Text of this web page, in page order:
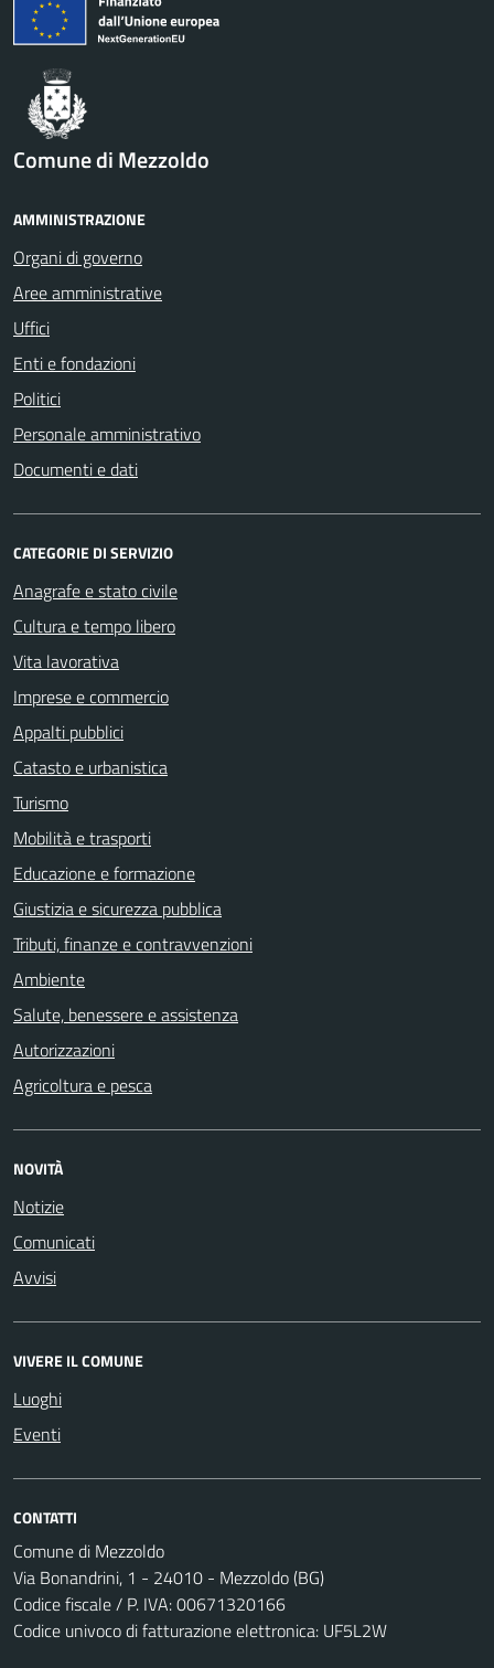
Comune di Mezzoldo
AMMINISTRAZIONE
Organi di governo
Aree amministrative
Uffici
Enti e fondazioni
Politici
Personale amministrativo
Documenti e dati
CATEGORIE DI SERVIZIO
Anagrafe e stato civile
Cultura e tempo libero
Vita lavorativa
Imprese e commercio
Appalti pubblici
Catasto e urbanistica
Turismo
Mobilità e trasporti
Educazione e formazione
Giustizia e sicurezza pubblica
Tributi, finanze e contravvenzioni
Ambiente
Salute, benessere e assistenza
Autorizzazioni
Agricoltura e pesca
NOVITÀ
Notizie
Comunicati
Avvisi
VIVERE IL COMUNE
Luoghi
Eventi
CONTATTI
Comune di Mezzoldo
Via Bonandrini, 1 - 24010 - Mezzoldo (BG)
Codice fiscale / P. IVA: 00671320166
Codice univoco di fatturazione elettronica: UF5L2W